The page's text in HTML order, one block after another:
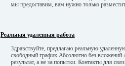
мы предоставим, вам нужно только
Реальная удаленная работа
Здравствуйте, предлагаю реальную
свободный график Абсолютно без вложений
результат, а не за попытки. Контакты для